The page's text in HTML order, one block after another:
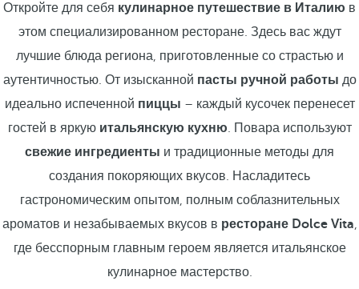
Откройте для себя кулинарное путешествие в Италию в
этом специализированном ресторане. Здесь вас ждут
лучшие блюда региона, приготовленные со страстью и
аутентичностью. От изысканной пасты ручной работы до
идеально испеченной пиццы – каждый кусочек перенесет
гостей в яркую итальянскую кухню. Повара используют
свежие ингредиенты и традиционные методы для
создания покоряющих вкусов. Насладитесь
гастрономическим опытом, полным соблазнительных
ароматов и незабываемых вкусов в ресторане Dolce Vita,
где бесспорным главным героем является итальянское
кулинарное мастерство.